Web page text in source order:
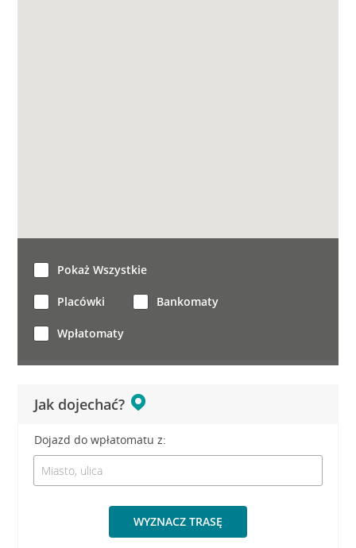
Jak dojechać?
Dojazd do wpłatomatu z:
WYZNACZ TRASĘ
Pokaż Wszystkie
Placówki Bankomaty
Wpłatomaty